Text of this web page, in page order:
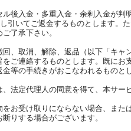
ル後入金・多重入金・余剰入金が
引いてご返金するものとします。
了承下さい。
回、取消、解除、返品（以下「キ
ご連絡するものとします。既にお
等の手続きがおこなわれるものと
、法定代理人の同意を得て、本サー
をお受け取りにならない場合、ま
りする場合がございます。